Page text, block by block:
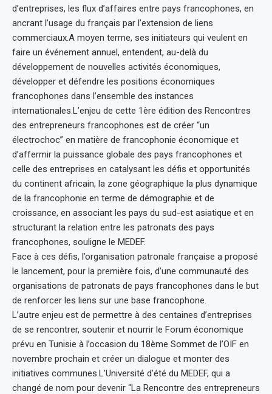
d’entreprises, les flux d’affaires entre pays francophones, en
ancrant l’usage du français par l’extension de liens
commerciaux.A moyen terme, ses initiateurs qui veulent en
faire un événement annuel, entendent, au-delà du
développement de nouvelles activités économiques,
développer et défendre les positions économiques
francophones dans l’ensemble des instances
internationales.L’enjeu de cette 1ère édition des Rencontres
des entrepreneurs francophones est de créer “un
électrochoc” en matière de francophonie économique et
d’affermir la puissance globale des pays francophones et
celle des entreprises en catalysant les défis et opportunités
du continent africain, la zone géographique la plus dynamique
de la francophonie en terme de démographie et de
croissance, en associant les pays du sud-est asiatique et en
structurant la relation entre les patronats des pays
francophones, souligne le MEDEF.
Face à ces défis, l’organisation patronale française a proposé
le lancement, pour la première fois, d’une communauté des
organisations de patronats de pays francophones dans le but
de renforcer les liens sur une base francophone.
L’autre enjeu est de permettre à des centaines d’entreprises
de se rencontrer, soutenir et nourrir le Forum économique
prévu en Tunisie à l’occasion du 18ème Sommet de l’OIF en
novembre prochain et créer un dialogue et monter des
initiatives communes.L’Université d’été du MEDEF, qui a
changé de nom pour devenir “La Rencontre des entrepreneurs